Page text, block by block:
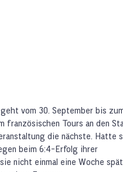
vom 30. September bis
französischen Tours an den
die nächste. Hatte
beim 6:4-Erfolg ihrer
nicht einmal eine Woche